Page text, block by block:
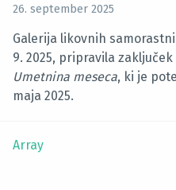
26. september 2025
Galerija likovnih
9. 2025, pripravila
Umetnina meseca, ki je
maja 2025.
Array